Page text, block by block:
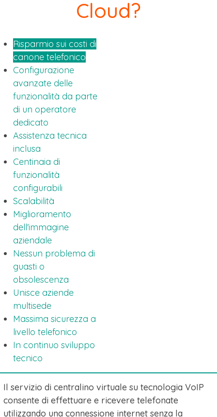
Cloud?
Risparmio sui costi di
canone telefonico
Configurazione
avanzate delle
funzionalità da parte
di un operatore
dedicato
Assistenza tecnica
inclusa
Centinaia di
funzionalità
configurabili
Scalabilità
Miglioramento
dell'immagine
aziendale
Nessun problema di
guasti o
obsolescenza
Unisce aziende
multisede
Massima sicurezza a
livello telefonico
In continuo sviluppo
tecnico
Il servizio di centralino virtuale su tecnologia VoIP
consente di effettuare e ricevere telefonate
utilizzando una connessione internet senza la